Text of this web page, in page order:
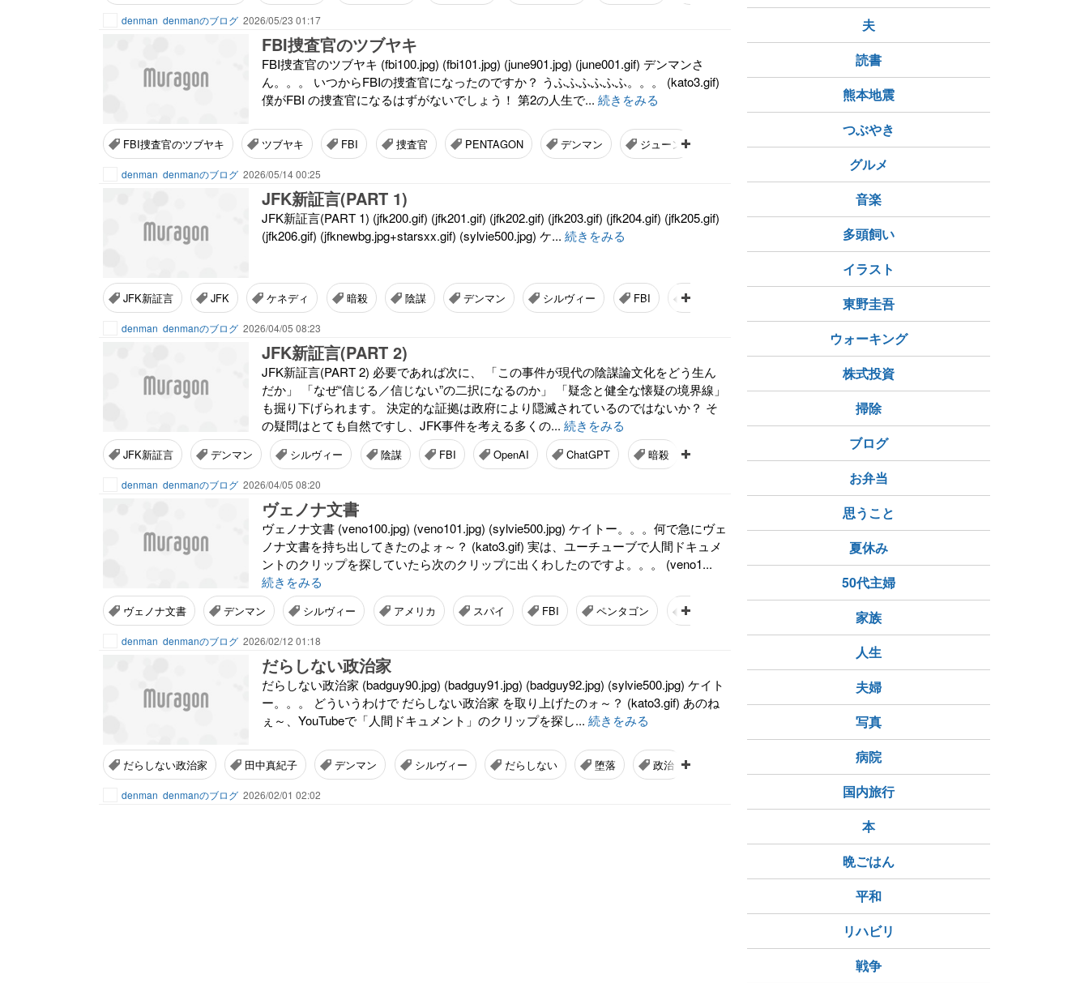
denman denmanのブログ 2026/05/23 01:17
FBI捜査官のツブヤキ
FBI捜査官のツブヤキ (fbi100.jpg) (fbi101.jpg) (june901.jpg) (june001.gif) デンマンさ
ん。。。 いつからFBIの捜査官になったのですか？ うふふふふふふ。。。 (kato3.gif)
僕がFBI の捜査官になるはずがないでしょう！ 第2の人生で... 続きをみる
FBI捜査官のツブヤキ ツブヤキ FBI 捜査官 PENTAGON デンマン ジューン 機密
denman denmanのブログ 2026/05/14 00:25
JFK新証言(PART 1)
JFK新証言(PART 1) (jfk200.gif) (jfk201.gif) (jfk202.gif) (jfk203.gif) (jfk204.gif) (jfk205.gif)
(jfk206.gif) (jfknewbg.jpg+starsxx.gif) (sylvie500.jpg) ケ... 続きをみる
JFK新証言 JFK ケネディ 暗殺 陰謀 デンマン シルヴィー FBI ChatGPT
denman denmanのブログ 2026/04/05 08:23
JFK新証言(PART 2)
JFK新証言(PART 2) 必要であれば次に、 「この事件が現代の陰謀論文化をどう生ん
だか」 「なぜ“信じる／信じない”の二択になるのか」 「疑念と健全な懐疑の境界線」
も掘り下げられます。 決定的な証拠は政府により隠滅されているのではないか？ そ
の疑問はとても自然ですし、JFK事件を考える多くの... 続きをみる
JFK新証言 デンマン シルヴィー 陰謀 FBI OpenAI ChatGPT 暗殺
denman denmanのブログ 2026/04/05 08:20
ヴェノナ文書
ヴェノナ文書 (veno100.jpg) (veno101.jpg) (sylvie500.jpg) ケイトー。。。何で急にヴェ
ノナ文書を持ち出してきたのよォ～？ (kato3.gif) 実は、ユーチューブで人間ドキュメ
ントのクリップを探していたら次のクリップに出くわしたのですよ。。。 (veno1...
続きをみる
ヴェノナ文書 デンマン シルヴィー アメリカ スパイ FBI ペンタゴン 政府の中の政府
denman denmanのブログ 2026/02/12 01:18
だらしない政治家
だらしない政治家 (badguy90.jpg) (badguy91.jpg) (badguy92.jpg) (sylvie500.jpg) ケイト
ー。。。 どういうわけで だらしない政治家 を取り上げたのォ～？ (kato3.gif) あのね
ぇ～、YouTubeで「人間ドキュメント」のクリップを探し... 続きをみる
だらしない政治家 田中真紀子 デンマン シルヴィー だらしない 堕落 政治
denman denmanのブログ 2026/02/01 02:02
夫
読書
熊本地震
つぶやき
グルメ
音楽
多頭飼い
イラスト
東野圭吾
ウォーキング
株式投資
掃除
ブログ
お弁当
思うこと
夏休み
50代主婦
家族
人生
夫婦
写真
病院
国内旅行
本
晩ごはん
平和
リハビリ
戦争